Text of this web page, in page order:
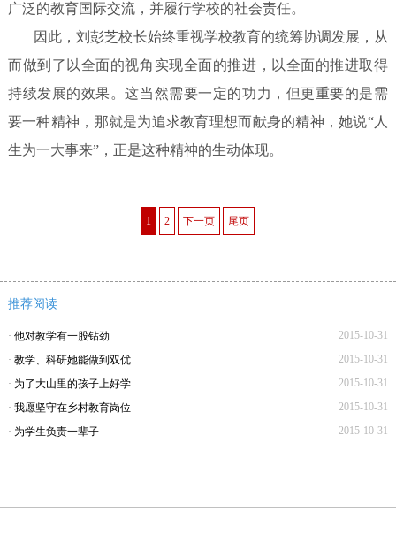
广泛的教育国际交流，并履行学校的社会责任。
因此，刘彭芝校长始终重视学校教育的统筹协调发展，从
而做到了以全面的视角实现全面的推进，以全面的推进取得
持续发展的效果。这当然需要一定的功力，但更重要的是需
要一种精神，那就是为追求教育理想而献身的精神，她说“人
生为一大事来”，正是这种精神的生动体现。
1 2 下一页 尾页
推荐阅读
2015-10-31
· 他对教学有一股钻劲
2015-10-31
· 教学、科研她能做到双优
2015-10-31
· 为了大山里的孩子上好学
2015-10-31
· 我愿坚守在乡村教育岗位
2015-10-31
· 为学生负责一辈子